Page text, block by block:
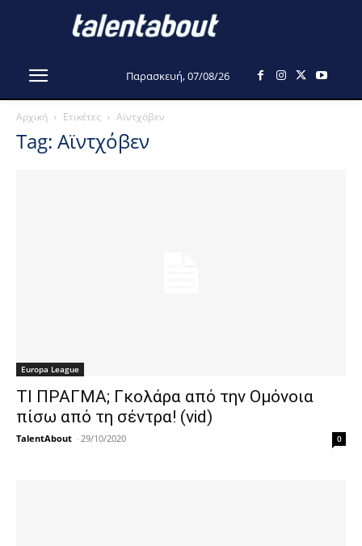
Παρασκευή, 07/08/26
Αρχική Ετικέτες Αϊντχόβεν
Tag: Αϊντχόβεν
Europa League
ΤΙ ΠΡΑΓΜΑ; Γκολάρα από την Ομόνοια
πίσω από τη σέντρα! (vid)
TalentAbout - 29/10/2020 0